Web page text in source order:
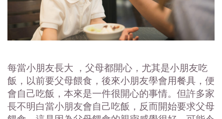
每當小朋友長大 ，父母都開心，尤其是小朋友吃
飯，以前要父母餵食，後來小朋友學會用餐具，便
會自己吃飯，本來是一件很開心的事情。但許多家
長不明白當小朋友會自己吃飯，反而開始要求父母